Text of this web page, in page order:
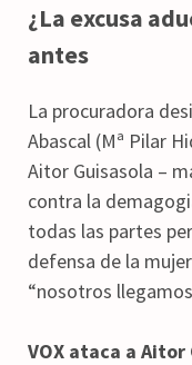
¿La excusa
antes
La procuradora
Abascal (Mª Pilar
Aitor Guisasola –
contra la
todas las partes
defensa de la
“nosotros
VOX ataca a